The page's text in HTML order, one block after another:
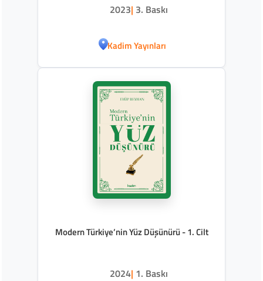
2023| 3. Baskı
Kadim Yayınları
Modern Türkiye’nin Yüz Düşünürü - 1. Cilt
2024| 1. Baskı